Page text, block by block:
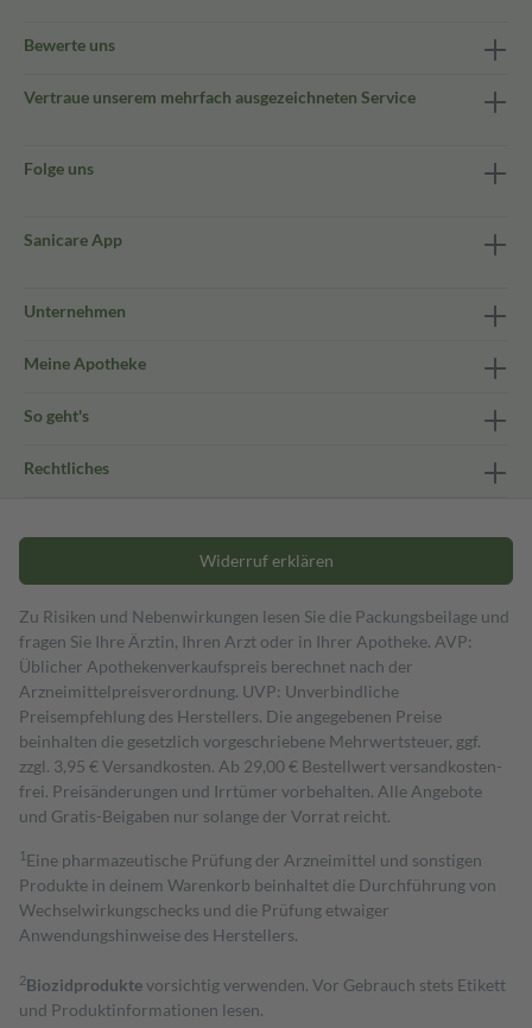
Bewerte uns
Vertraue unserem mehrfach ausgezeichneten Service
Folge uns
Sanicare App
Unternehmen
Meine Apotheke
So geht's
Rechtliches
Widerruf erklären
Zu Risiken und Nebenwirkungen lesen Sie die Packungsbeilage und
fragen Sie Ihre Ärztin, Ihren Arzt oder in Ihrer Apotheke. AVP:
Üblicher Apothekenverkaufspreis berechnet nach der
Arzneimittelpreisverordnung. UVP: Unverbindliche
Preisempfehlung des Herstellers. Die angegebenen Preise
beinhalten die gesetzlich vorgeschriebene Mehrwertsteuer, ggf.
zzgl. 3,95 € Versandkosten. Ab 29,00 € Bestell­wert versand­kosten­
frei. Preisänderungen und Irrtümer vorbehalten. Alle Angebote
und Gratis-Beigaben nur solange der Vorrat reicht.
1 Eine pharmazeutische Prüfung der Arzneimittel und sonstigen
Produkte in deinem Warenkorb beinhaltet die Durchführung von
Wechselwirkungschecks und die Prüfung etwaiger
Anwendungshinweise des Herstellers.
2Biozidproduktevorsichtig verwenden. Vor Gebrauch stets Etikett
und Produktinformationen lesen.